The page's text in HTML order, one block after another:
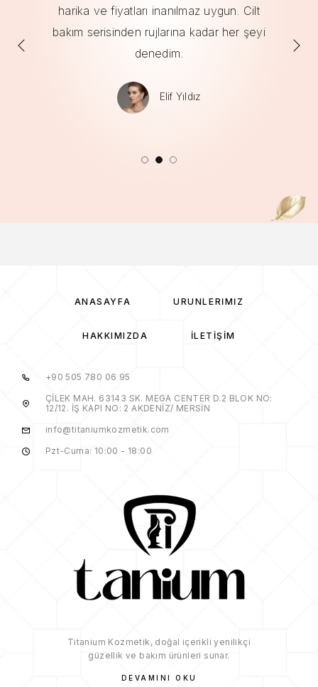
harika ve fiyatları inanılmaz uygun. Cilt
bakım serisinden rujlarına kadar her şeyi
denedim.
Elif Yıldız
ANASAYFA ÜRÜNLERIMIZ
HAKKIMIZDA İLETIŞIM
+90 505 780 06 95
ÇİLEK MAH. 63143 SK. MEGA CENTER D.2 BLOK NO:
12/12. İŞ KAPI NO: 2 AKDENİZ/ MERSİN
info@titaniumkozmetik.com
Pzt-Cuma: 10:00 - 18:00
Titanium Kozmetik, doğal içerikli yenilikçi
güzellik ve bakım ürünleri sunar.
DEVAMINI OKU